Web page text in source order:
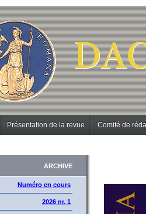
Présentation de la revue Comité de
ARCHIVE
Numéro en cours
2026 nr. 1